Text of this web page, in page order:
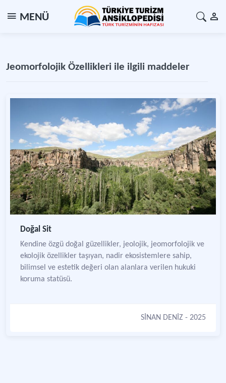
MENÜ
Jeomorfolojik Özellikleri ile ilgili maddeler
Doğal Sit
Kendine özgü doğal güzellikler, jeolojik, jeomorfolojik ve
ekolojik özellikler taşıyan, nadir ekosistemlere sahip,
bilimsel ve estetik değeri olan alanlara verilen hukuki
koruma statüsü.
SİNAN DENİZ - 2025